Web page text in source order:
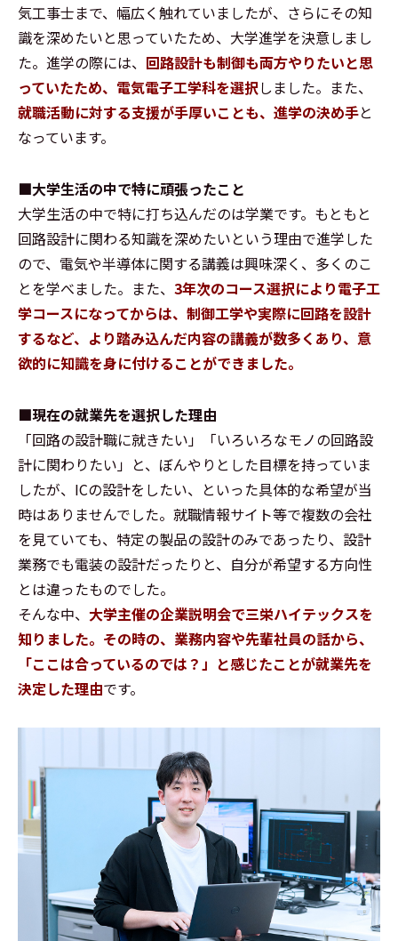
気工事士まで、幅広く触れていましたが、さらにその知
識を深めたいと思っていたため、大学進学を決意しまし
た。進学の際には、 回路設計も制御も両方やりたいと思
っていたため、電気電子工学科を選択しました。また、
就職活動に対する支援が手厚いことも、進学の決め手と
なっています。
■大学生活の中で特に頑張ったこと
大学生活の中で特に打ち込んだのは学業です。もともと
回路設計に関わる知識を深めたいという理由で進学した
ので、電気や半導体に関する講義は興味深く、多くのこ
とを学べました。また、 3年次のコース選択により電子工
学コースになってからは、制御工学や実際に回路を設計
するなど、より踏み込んだ内容の講義が数多くあり、意
欲的に知識を身に付けることができました。
■現在の就業先を選択した理由
「回路の設計職に就きたい」「いろいろなモノの回路設
計に関わりたい」と、ぼんやりとした目標を持っていま
したが、ICの設計をしたい、といった具体的な希望が当
時はありませんでした。就職情報サイト等で複数の会社
を見ていても、特定の製品の設計のみであったり、設計
業務でも電装の設計だったりと、自分が希望する方向性
とは違ったものでした。
そんな中、 大学主催の企業説明会で三栄ハイテックスを
知りました。その時の、業務内容や先輩社員の話から、
「ここは合っているのでは？」と感じたことが就業先を
決定した理由です。